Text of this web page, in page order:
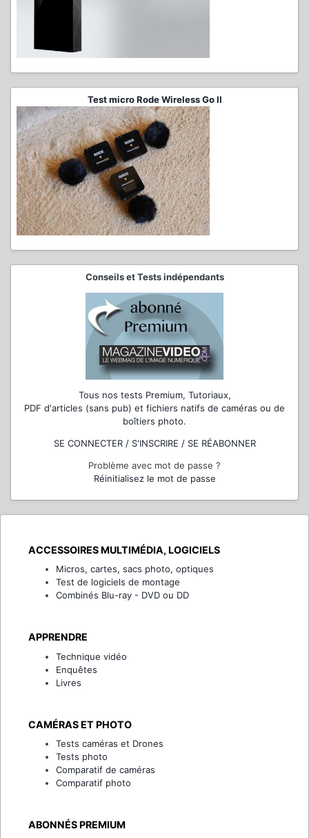
Test micro Rode Wireless Go II
Conseils et Tests indépendants
Tous nos tests Premium, Tutoriaux,
PDF d'articles (sans pub) et fichiers natifs de caméras ou de
boîtiers photo.
SE CONNECTER / S'INSCRIRE / SE RÉABONNER
Problème avec mot de passe ?
Réinitialisez le mot de passe
ACCESSOIRES MULTIMÉDIA, LOGICIELS
Micros, cartes, sacs photo, optiques
Test de logiciels de montage
Combinés Blu-ray - DVD ou DD
APPRENDRE
Technique vidéo
Enquêtes
Livres
CAMÉRAS ET PHOTO
Tests caméras et Drones
Tests photo
Comparatif de caméras
Comparatif photo
ABONNÉS PREMIUM